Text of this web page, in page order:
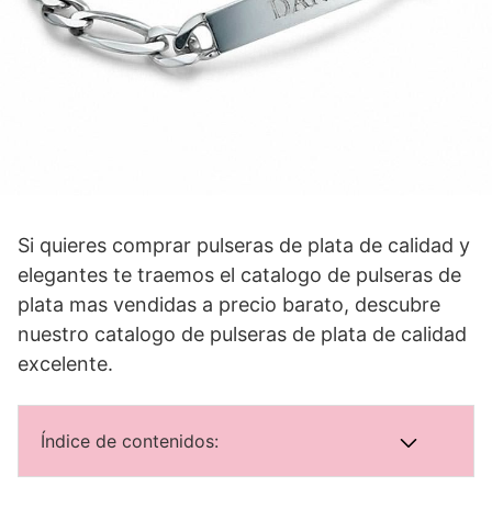
Si quieres comprar pulseras de plata de calidad y
elegantes te traemos el catalogo de pulseras de
plata mas vendidas a precio barato, descubre
nuestro catalogo de pulseras de plata de calidad
excelente.
Índice de contenidos: